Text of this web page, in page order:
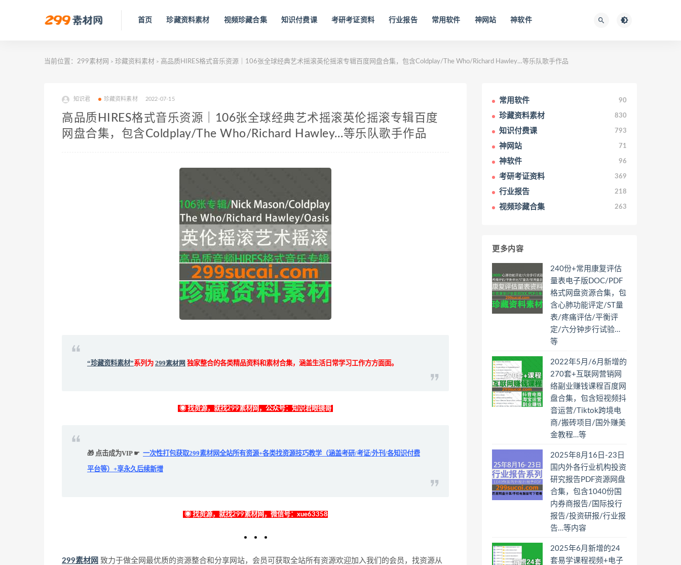
首页 珍藏资料素材 视频珍藏合集 知识付费课 考研考证资料 行业报告 常用软件 神网站 神软件
当前位置： 299素材网 > 珍藏资料素材 > 高品质HIRES格式音乐资源｜106张全球经典艺术摇滚英伦摇滚专辑百度网盘合集，包含Coldplay/The Who/Richard Hawley…等乐队歌手作品
知识君 珍藏资料素材 2022-07-15
高品质HIRES格式音乐资源｜106张全球经典艺术摇滚英伦摇滚专辑百度
网盘合集，包含Coldplay/The Who/Richard Hawley…等乐队歌手作品
“珍藏资料素材”系列为 299素材网 独家整合的各类精品资料和素材合集，涵盖生活日常学习工作方方面面。
◉ 找资源，就找299素材网，公众号：知识君眼镜哥
🎁 点击成为VIP ☛ 一次性打包获取299素材网全站所有资源+各类找资源技巧教学（涵盖考研/考证/外刊/各知识付费
平台等）+享永久后续新增
◉ 找资源，就找299素材网，微信号：xue63358
299素材网 致力于做全网最优质的资源整合和分享网站，会员可获取全站所有资源欢迎加入我们的会员，找资源从
常用软件 90
珍藏资料素材 830
知识付费课 793
神网站 71
神软件 96
考研考证资料 369
行业报告 218
视频珍藏合集 263
更多内容
240份+常用康复评估
量表电子版DOC/PDF
格式网盘资源合集，包
含心肺功能评定/ST量
表/疼痛评估/平衡评
定/六分钟步行试验…
等
2022年5月/6月新增的
270套+互联网营销网
络副业赚钱课程百度网
盘合集，包含短视频抖
音运营/Tiktok跨境电
商/搬砖项目/国外赚美
金教程…等
2025年8月16日-23日
国内外各行业机构投资
研究报告PDF资源网盘
合集，包含1040份国
内券商报告/国际投行
报告/投资研报/行业报
告…等内容
2025年6月新增的24
套易学课程视频+电子